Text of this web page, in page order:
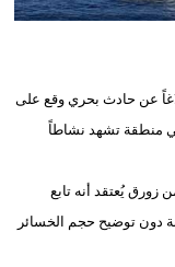
علوم
وتكنولوجيا
مدوَّنات
عن حادث بحري وقع على
في منطقة تشهد نشاطاً
زورق يُعتقد أنه تابع
دون توضيح حجم الخسائر